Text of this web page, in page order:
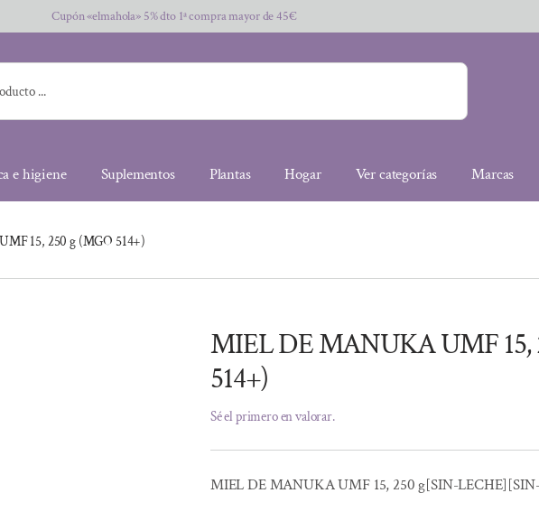
Cupón «elmahola» 5% dto 1ª compra mayor de 45€
e higiene Suplementos Plantas Hogar Ver categorías Marcas
15, 250 g (MGO 514+)
MIEL DE MANUKA UMF 15,
514+)
Sé el primero en valorar.
MIEL DE MANUKA UMF 15, 250 g[SIN-